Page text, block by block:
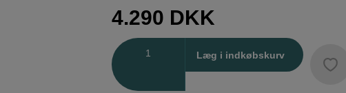
4.290 DKK
Læg i indkøbskurv